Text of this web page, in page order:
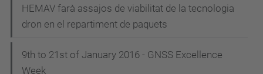
HEMAV farà assajos de viabilitat de la tecnologia
dron en el repartiment de paquets
9th to 21st of January 2016 - GNSS Excellence
Week